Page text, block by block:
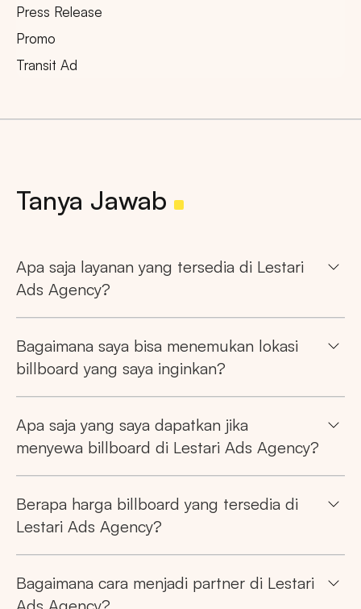
Press Release
Promo
Transit Ad
Tanya Jawab
Apa saja layanan yang tersedia di Lestari
Ads Agency?
Bagaimana saya bisa menemukan lokasi
billboard yang saya inginkan?
Apa saja yang saya dapatkan jika
menyewa billboard di Lestari Ads Agency?
Berapa harga billboard yang tersedia di
Lestari Ads Agency?
Bagaimana cara menjadi partner di Lestari